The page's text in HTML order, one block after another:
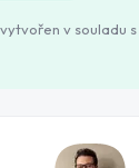
v souladu s